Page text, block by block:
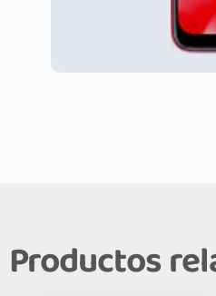
Productos